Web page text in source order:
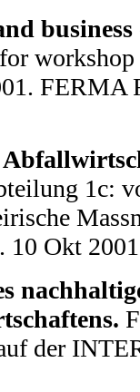
business
FERMA
1c:
10 Okt
der